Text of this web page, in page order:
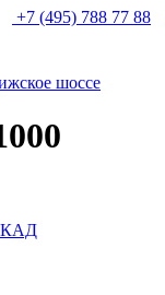
+7 (495) 788 77 88
шоссе